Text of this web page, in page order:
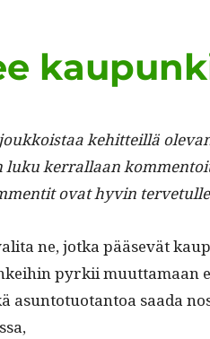
kehit­teil­lä
luku ker­ral­laan
ovat hyvin
ne, jot­ka pää­sevät
pyrkii muut­ta­maan
asun­to­tuotan­toa saa­da